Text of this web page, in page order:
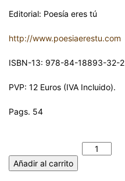
Editorial: Poesía eres tú
http://www.poesiaerestu.com
ISBN-13: 978-84-18893-32-2
PVP: 12 Euros (IVA Incluido).
Pags. 54
Añadir al carrito